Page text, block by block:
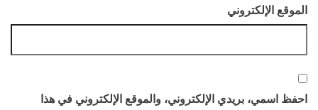
الموقع الإلكتروني
احفظ اسمي، بريدي الإلكتروني، والموقع الإلكتروني في هذا